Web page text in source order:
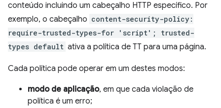
conteúdo incluindo um cabeçalho HTTP específico. Por
exemplo, o cabeçalho content-security-policy:
require-trusted-types-for 'script'; trusted-
types default ativa a política de TT para uma página.
Cada política pode operar em um destes modos:
modo de aplicação, em que cada violação de
política é um erro;